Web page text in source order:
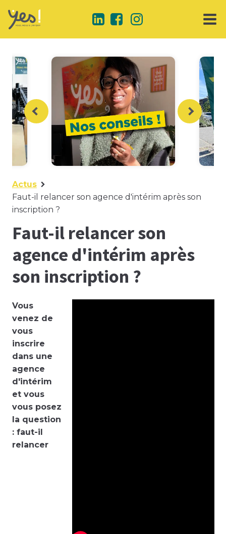
Actus
Faut-il relancer son agence d'intérim après son
inscription ?
Faut-il relancer son
agence d'intérim après
son inscription ?
Vous
venez de
vous
inscrire
dans une
agence
d'intérim
et vous
vous posez
la question
: faut-il
relancer